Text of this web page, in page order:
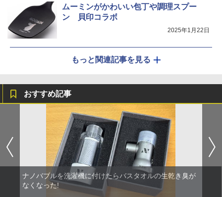
ムーミンがかわいい包丁や調理スプー
ン 貝印コラボ
2025年1月22日
もっと関連記事を見る
おすすめ記事
ナノバブルを洗濯機に付けたらバスタオルの生乾き臭が
なくなった!